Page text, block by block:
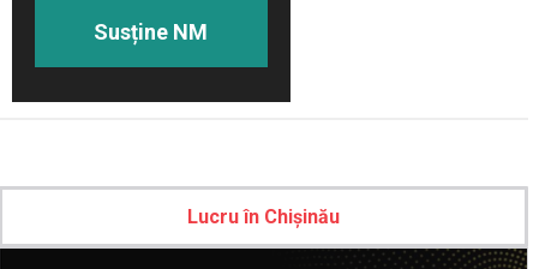
Susține NM
Lucru în Chișinău